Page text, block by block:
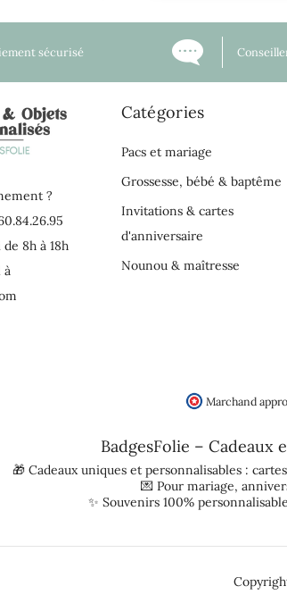
sécurisé
?
8h à 18h
à
Catégories
Pacs et mariage
Grossesse, bébé & baptême
Invitations & cartes
d'anniversaire
Nounou & maîtresse
Marchand
BadgesFolie –
🎁 Cadeaux uniques et personnalisables :
💌 Pour mariage,
✨ Souvenirs 100%